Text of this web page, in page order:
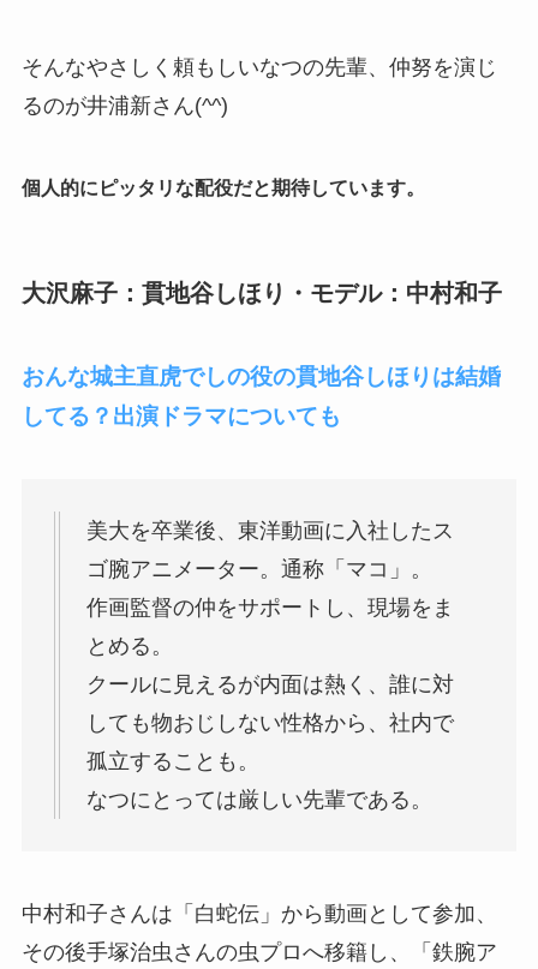
そんなやさしく頼もしいなつの先輩、仲努を演じ
るのが井浦新さん(^^)
個人的にピッタリな配役だと期待しています。
大沢麻子：貫地谷しほり・モデル：中村和子
おんな城主直虎でしの役の貫地谷しほりは結婚
してる？出演ドラマについても
美大を卒業後、東洋動画に入社したス
ゴ腕アニメーター。通称「マコ」。
作画監督の仲をサポートし、現場をま
とめる。
クールに見えるが内面は熱く、誰に対
しても物おじしない性格から、社内で
孤立することも。
なつにとっては厳しい先輩である。
中村和子さんは「白蛇伝」から動画として参加、
その後手塚治虫さんの虫プロへ移籍し、「鉄腕ア